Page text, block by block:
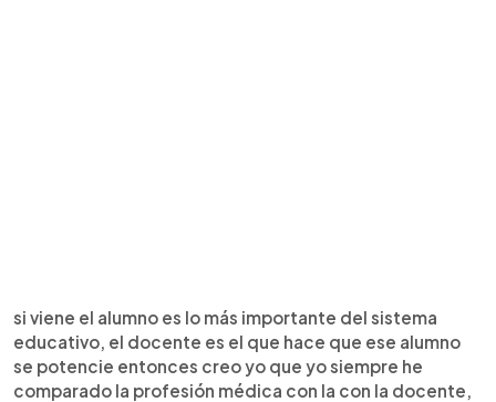
si viene el alumno es lo más importante del sistema
educativo, el docente es el que hace que ese alumno
se potencie entonces creo yo que yo siempre he
comparado la profesión médica con la con la docente,